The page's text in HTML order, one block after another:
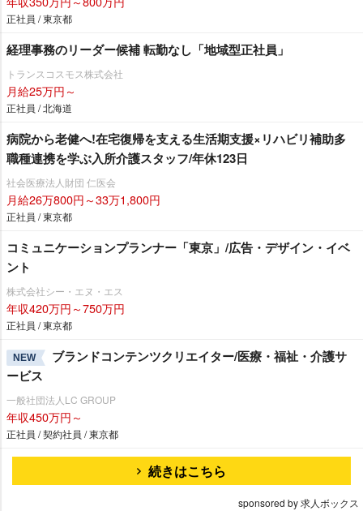
正社員 / 東京都
経理事務のリーダー候補 転勤なし「地域型正社員」
トランスコスモス株式会社
月給25万円～
正社員 / 北海道
病院から老健へ!在宅復帰を支える生活期支援×リハビリ補助多
職種連携を学ぶ入所介護スタッフ/年休123日
社会医療法人財団 仁医会
月給26万800円～33万1,800円
正社員 / 東京都
コミュニケーションプランナー「東京」/広告・デザイン・イベ
ント
株式会社シー・エヌ・エス
年収420万円～750万円
正社員 / 東京都
NEW
ブランドコンテンツクリエイター/医療・福祉・介護サ
ービス
一般社団法人LC GROUP
年収450万円～
正社員 / 契約社員 / 東京都
続きはこちら
sponsored by 求人ボックス